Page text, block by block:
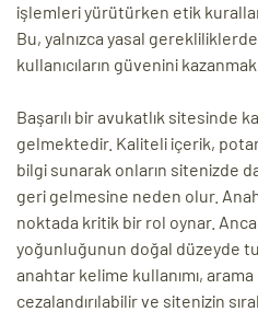
işlemleri yürütürken etik
Bu, yalnızca yasal
kullanıcıların güvenini
Başarılı bir avukatlık sitesinde
gelmektedir. Kaliteli içerik,
bilgi sunarak onların sitenizde
geri gelmesine neden olur.
noktada kritik bir rol oynar.
yoğunluğunun doğal düzeyde
anahtar kelime kullanımı,
cezalandırılabilir ve sitenizin